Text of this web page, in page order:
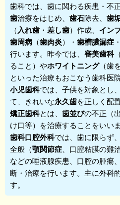
歯科では、歯に関わる疾患・不
歯治療をはじめ、 歯石除去、 歯
（入れ歯 ・ 差し歯）作成、 イン
歯周病 （歯肉炎）・ 歯槽膿漏症 ・
行います。昨今では、 審美歯科
ること）やホワイトニング（歯
といった治療もおこなう歯科医
小児歯科では、子供を対象とし
て、きれいな永久歯を正しく配
矯正歯科とは、 歯並びの不正（
け口等）を治療することをいいま
歯科口腔外科では、歯に限らず
全般（顎関節症 、口腔粘膜の
などの唾液腺疾患、口腔の腫瘍
断・治療を行います。主に外科
す。